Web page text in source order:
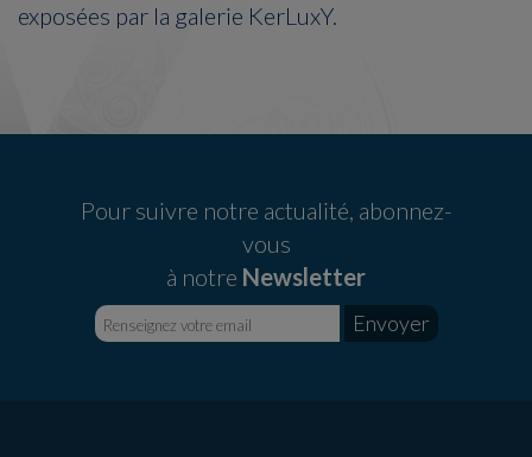
exposées par la galerie KerLuxY.
Pour suivre notre actualité, abonnez-
vous
à notre Newsletter